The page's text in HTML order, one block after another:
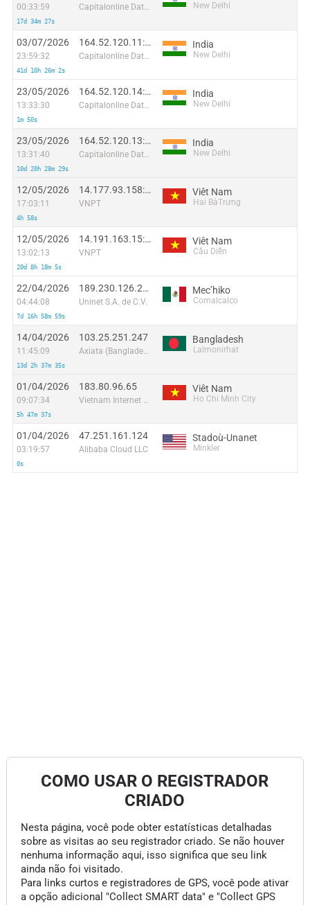
00:33:59
17d 34m 27s
Capitalonline Data Service (HK) Co New Delhi
03/07/2026
23:59:32
41d 10h 26m 2s
164.52.120.11:25382
Capitalonline Data Service (HK) Co
India
New Delhi
23/05/2026
13:33:30
1m 50s
164.52.120.14:9462
Capitalonline Data Service (HK) Co
India
New Delhi
23/05/2026
13:31:40
10d 20h 28m 29s
164.52.120.13:36036
Capitalonline Data Service (HK) Co
India
New Delhi
12/05/2026
17:03:11
4h 58s
14.177.93.158:38730
VNPT
Viêt Nam
Hai BàTrưng
12/05/2026
13:02:13
20d 8h 18m 5s
14.191.163.15:6955
VNPT
Viêt Nam
Cầu Diễn
22/04/2026
04:44:08
7d 16h 58m 59s
189.230.126.243
Uninet S.A. de C.V.
Mecʼhiko
Comalcalco
14/04/2026
11:45:09
13d 2h 37m 35s
103.25.251.247
Axiata (Bangladesh) Limited
Bangladesh
Lalmonirhat
01/04/2026
09:07:34
5h 47m 37s
183.80.96.65
Vietnam Internet Network Information Center
Viêt Nam
Ho Chi Minh City
01/04/2026
03:19:57
0s
47.251.161.124
Alibaba Cloud LLC
Stadoù-Unanet
Minkler
COMO USAR O REGISTRADOR
CRIADO
Nesta página, você pode obter estatísticas detalhadas
sobre as visitas ao seu registrador criado. Se não houver
nenhuma informação aqui, isso significa que seu link
ainda não foi visitado.
Para links curtos e registradores de GPS, você pode ativar
a opção adicional "Collect SMART data" e "Collect GPS